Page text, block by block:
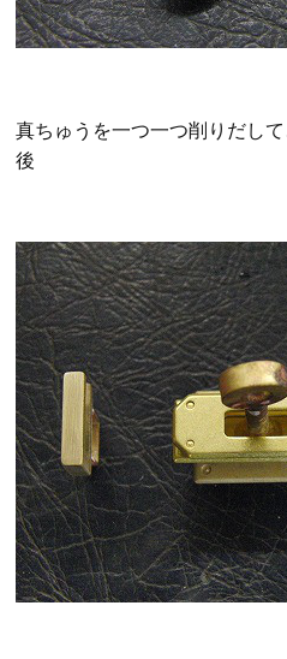
真ちゅうを一つ一つ削りだし
後